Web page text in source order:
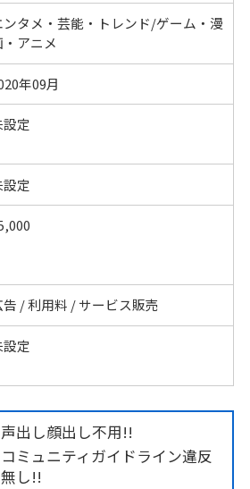
ンタメ・芸能・トレンド/ゲーム・漫
・アニメ
年09月
設定
設定
告 / 利用料 / サービス販売
設定
声出し顔出し不用!!
コミュニティガイドライン違反
無し!!